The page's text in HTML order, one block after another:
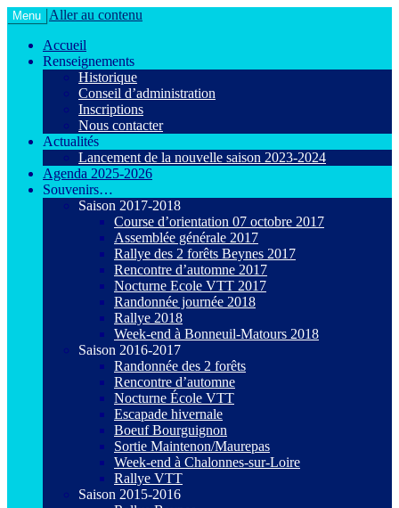
Agiot VTT Maurepas
Le VTT loisir en toute convivialité !
Menu
Aller au contenu
Accueil
Renseignements
Historique
Conseil d’administration
Inscriptions
Nous contacter
Actualités
Lancement de la nouvelle saison 2023-2024
Agenda 2025-2026
Souvenirs…
Saison 2017-2018
Course d’orientation 07 octobre 2017
Assemblée générale 2017
Rallye des 2 forêts Beynes 2017
Rencontre d’automne 2017
Nocturne Ecole VTT 2017
Randonnée journée 2018
Rallye 2018
Week-end à Bonneuil-Matours 2018
Saison 2016-2017
Randonnée des 2 forêts
Rencontre d’automne
Nocturne École VTT
Escapade hivernale
Boeuf Bourguignon
Sortie Maintenon/Maurepas
Week-end à Chalonnes-sur-Loire
Rallye VTT
Saison 2015-2016